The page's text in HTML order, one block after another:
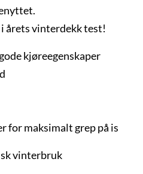
i årets vinterdekk test!
kjøreegenskaper
for maksimalt grep på is
vinterbruk